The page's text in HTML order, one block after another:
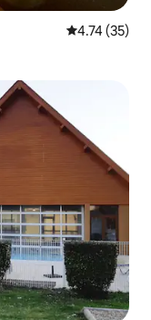
Calificación
4.74 (35)